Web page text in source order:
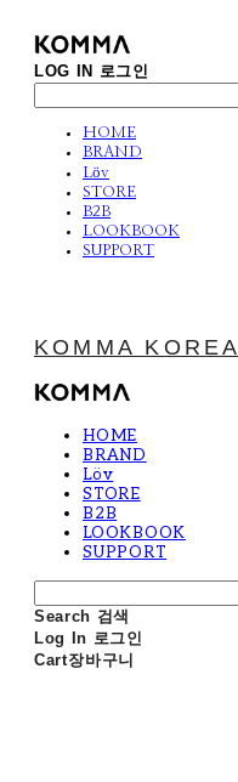
LOG IN 로그인
HOME
BRAND
Löv
STORE
B2B
LOOKBOOK
SUPPORT
KOMMA KOREA
HOME
BRAND
Löv
STORE
B2B
LOOKBOOK
SUPPORT
Search 검색
Log In 로그인
Cart장바구니